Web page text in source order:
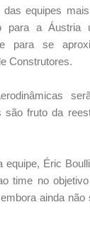
das equipes
para a Áustria
para se
Construtores.
são fruto da
equipe, Éric
time no
ainda